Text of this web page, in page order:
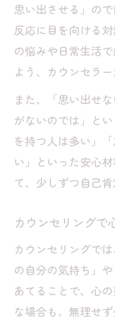
思い出させる」の
反応に目を向ける
の悩みや日常生活
よう、カウンセラ
また、「思い出せ
がないのでは」と
を持つ人は多い」
い」といった安心
て、少しずつ自己
カウンセリングで
カウンセリングで
の自分の気持ち」
あてることで、心
な場合も、無理せ